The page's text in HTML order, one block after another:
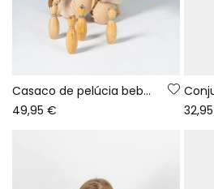
Casaco de pelúcia bebé cru bordado flores
49,95 €